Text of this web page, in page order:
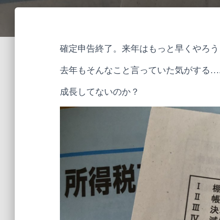
確定申告終了。来年はもっと早くやろ
去年もそんなこと言っていた気がする
成長してないのか？